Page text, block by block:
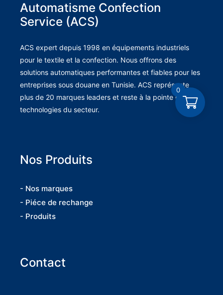
Automatisme Confection
Service (ACS)
ACS expert depuis 1998 en équipements industriels
pour le textile et la confection. Nous offrons des
solutions automatiques performantes et fiables pour les
entreprises sous douane en Tunisie. ACS représente
plus de 20 marques leaders et reste à la pointe des
technologies du secteur.
Nos Produits
- Nos marques
- Piéce de rechange
- Produits
Contact
0